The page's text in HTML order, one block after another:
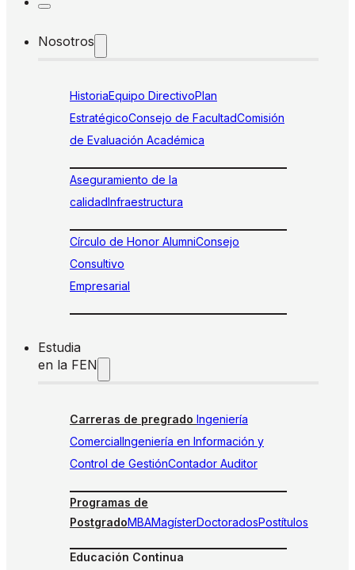
Nosotros
HistoriaEquipo DirectivoPlan
EstratégicoConsejo de FacultadComisión
de Evaluación Académica
Aseguramiento de la
calidadInfraestructura
Círculo de Honor AlumniConsejo
Consultivo
Empresarial
Estudia
en la FEN
Carreras de pregrado Ingeniería
ComercialIngeniería en Información y
Control de GestiónContador Auditor
Programas de
PostgradoMBAMagísterDoctoradosPostítulos
Educación Continua